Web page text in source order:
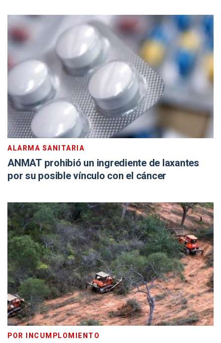
ALARMA SANITARIA
ANMAT prohibió un ingrediente de laxantes
por su posible vínculo con el cáncer
POR INCUMPLOMIENTO